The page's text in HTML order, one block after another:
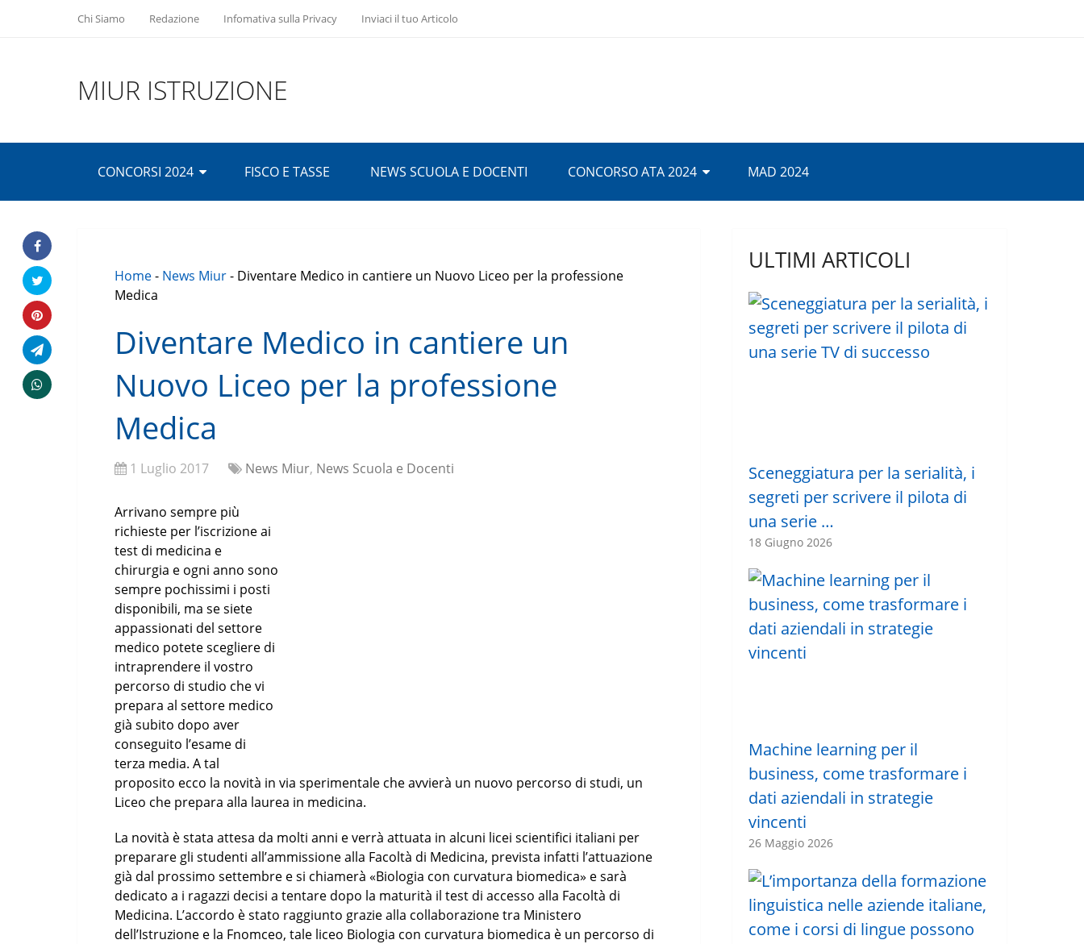
Chi Siamo Redazione Infomativa sulla Privacy Inviaci il tuo Articolo
MIUR ISTRUZIONE
CONCORSI 2024 FISCO E TASSE NEWS SCUOLA E DOCENTI CONCORSO ATA 2024 MAD 2024
Home- News Miur- Diventare Medico in cantiere un Nuovo Liceo per la professione
Medica
Diventare Medico in cantiere un
Nuovo Liceo per la professione
Medica
1 Luglio 2017 News Miur, News Scuola e Docenti
Arrivano sempre più
richieste per l’iscrizione ai
test di medicina e
chirurgia e ogni anno sono
sempre pochissimi i posti
disponibili, ma se siete
appassionati del settore
medico potete scegliere di
intraprendere il vostro
percorso di studio che vi
prepara al settore medico
già subito dopo aver
conseguito l’esame di
terza media. A tal
proposito ecco la novità in via sperimentale che avvierà un nuovo percorso di studi, un
Liceo che prepara alla laurea in medicina.
La novità è stata attesa da molti anni e verrà attuata in alcuni licei scientifici italiani per
preparare gli studenti all’ammissione alla Facoltà di Medicina, prevista infatti l’attuazione
già dal prossimo settembre e si chiamerà «Biologia con curvatura biomedica» e sarà
dedicato a i ragazzi decisi a tentare dopo la maturità il test di accesso alla Facoltà di
Medicina. L’accordo è stato raggiunto grazie alla collaborazione tra Ministero
dell’Istruzione e la Fnomceo, tale liceo Biologia con curvatura biomedica è un percorso di
ULTIMI ARTICOLI
Sceneggiatura per la serialità, i
segreti per scrivere il pilota di
una serie …
18 Giugno 2026
Machine learning per il
business, come trasformare i
dati aziendali in strategie
vincenti
26 Maggio 2026